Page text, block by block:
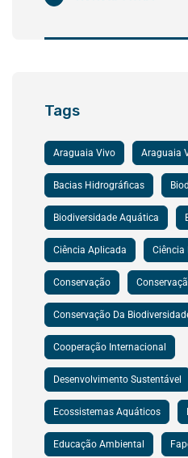
Tags
Araguaia Vivo Araguaia
Bacias Hidrográficas
Biodiversidade Aquática
Ciência Aplicada Ciência
Conservação
Conservação Da
Cooperação Internacional
Desenvolvimento Sustentável
Ecossistemas Aquáticos
Educação Ambiental